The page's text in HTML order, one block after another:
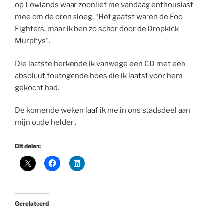
op Lowlands waar zoonlief me vandaag enthousiast
mee om de oren sloeg. “Het gaafst waren de Foo
Fighters, maar ik ben zo schor door de Dropkick
Murphys”.
Die laatste herkende ik vanwege een CD met een
absoluut foutogende hoes die ik laatst voor hem
gekocht had.
De komende weken laaf ik me in ons stadsdeel aan
mijn oude helden.
Dit delen:
Gerelateerd